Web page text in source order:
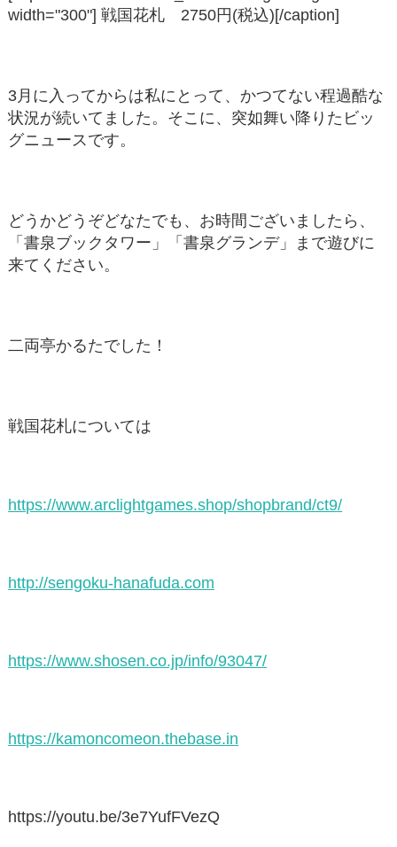
width="300"] 戦国花札 2750円(税込)[/caption]
3月に入ってからは私にとって、かつてない程過酷な
状況が続いてました。そこに、突如舞い降りたビッ
グニュースです。
どうかどうぞどなたでも、お時間ございましたら、
「書泉ブックタワー」「書泉グランデ」まで遊びに
来てください。
二両亭かるたでした！
戦国花札については
https://www.arclightgames.shop/shopbrand/ct9/
http://sengoku-hanafuda.com
https://www.shosen.co.jp/info/93047/
https://kamoncomeon.thebase.in
https://youtu.be/3e7YufFVezQ